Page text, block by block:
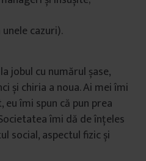
cazuri).
jobul cu numărul șase,
și chiria a noua. Ai mei îmi
îmi spun că pun prea
îmi dă de înțeles
social, aspectul fizic și